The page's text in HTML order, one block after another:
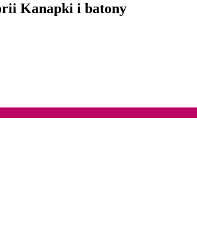
Kanapki i batony